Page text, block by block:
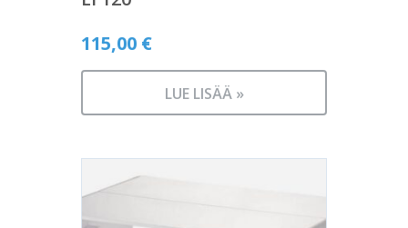
115,00 €
LUE LISÄÄ »